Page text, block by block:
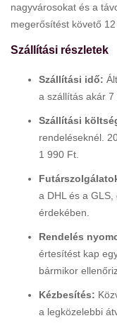
nagyvárosokat és a
megerősítést követő
Szállítási részletek
Szállítási idő:
a szállítás akár 7
Szállítási
rendeléseknél.
1 990 Ft.
a DHL és a
érdekében.
Rendelés
értesítést kap
bármikor
Kézbesítés:
a legközelebbi